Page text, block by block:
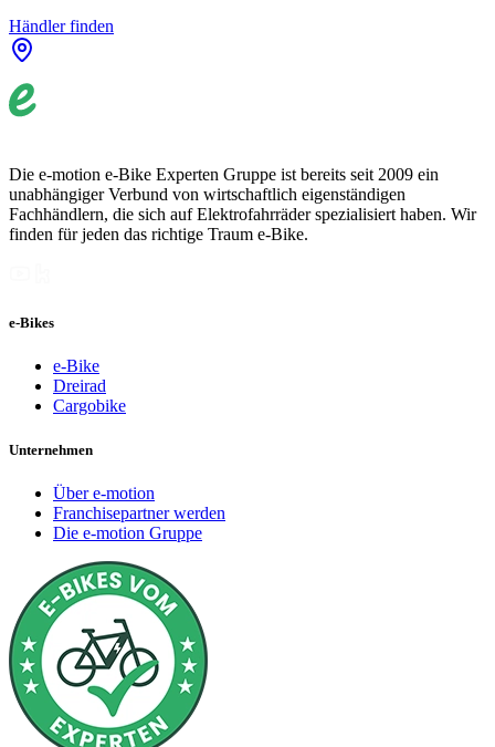
Händler finden
Die e-motion e-Bike Experten Gruppe ist bereits seit 2009 ein
unabhängiger Verbund von wirtschaftlich eigenständigen
Fachhändlern, die sich auf Elektrofahrräder spezialisiert haben. Wir
finden für jeden das richtige Traum e-Bike.
e-Bikes
e-Bike
Dreirad
Cargobike
Unternehmen
Über e-motion
Franchisepartner werden
Die e-motion Gruppe